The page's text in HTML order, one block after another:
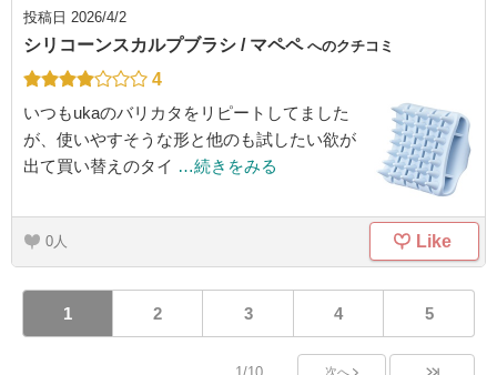
投稿日 2026/4/2
シリコーンスカルプブラシ / マペペ へのクチコミ
4
いつもukaのバリカタをリピートしてました
が、使いやすそうな形と他のも試したい欲が
出て買い替えのタイ …続きをみる
0 Like
1 2 3 4 5
次へ